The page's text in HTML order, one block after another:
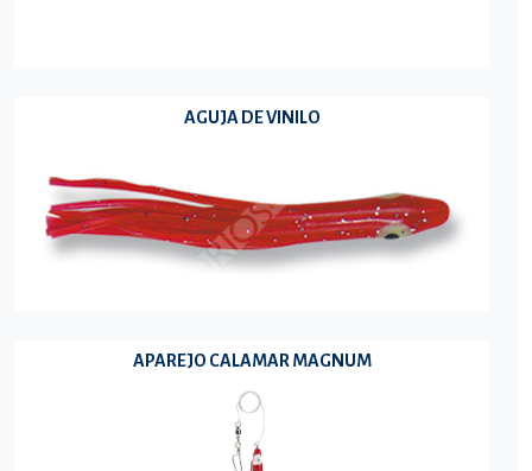
AGUJA DE VINILO
APAREJO CALAMAR MAGNUM